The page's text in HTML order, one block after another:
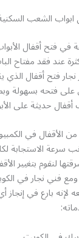
ابواب الشعب
في فتح أقفال
عند فقد مفتاح
نجار فتح أقفال
على فتحه بسهولة
حديثة على
الأقفال في
سرعة الاستجابة
لنقوم بتغيير
فني نجار في
بارع في إنجاز